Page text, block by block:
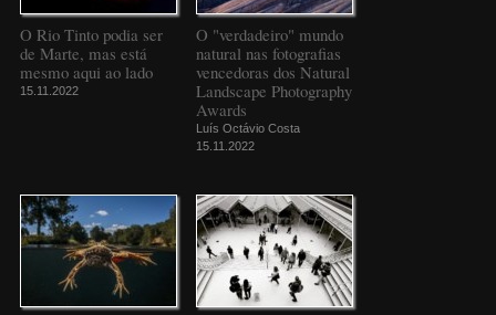
O Rio Tinto podia ser
de Marte, mas está
mesmo aqui ao lado
15.11.2022
O "verdadeiro" mundo
natural nas fotografias
vencedoras dos Natural
Landscape Photography
Awards
Luís Octávio Costa
15.11.2022